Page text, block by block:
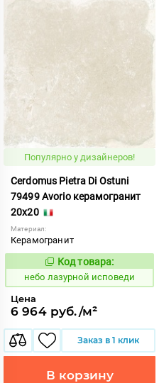
Популярно у дизайнеров!
Cerdomus Pietra Di Ostuni
79499 Avorio керамогранит
20x20
Материал:
Керамогранит
1114535
Код товара:
небо лазурной исповеди
Цена
6 964 руб./м²
Заказ в 1 клик
В корзину